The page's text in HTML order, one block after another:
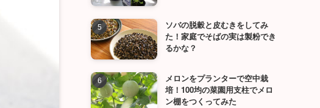
ソバの脱穀と皮むきをしてみ
た！家庭でそばの実は製粉でき
るかな？
メロンをプランターで空中栽
培！100均の菜園用支柱でメロ
ン棚をつくってみた